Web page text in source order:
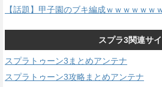
【話題】甲子園のブキ編成ｗｗｗｗｗｗ
スプラ3関連サ
スプラトゥーン3まとめアンテナ
スプラトゥーン3攻略まとめアンテナ